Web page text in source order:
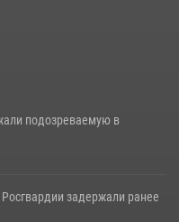
подозреваемую в
задержали ранее